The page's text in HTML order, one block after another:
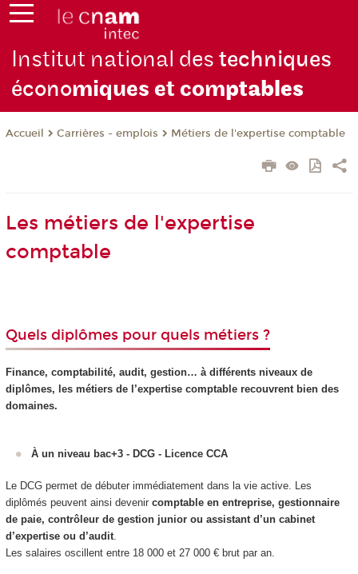
Institut national destechniques
économiques et comptables
Accueil Carrières - emplois Métiers de l'expertise comptable
Les métiers de l'expertise
comptable
Quels diplômes pour quels métiers ?
Finance, comptabilité, audit, gestion… à différents niveaux de
diplômes, les métiers de l’expertise comptable recouvrent bien des
domaines.
À un niveau bac+3 - DCG - Licence CCA
Le DCG permet de débuter immédiatement dans la vie active. Les
diplômés peuvent ainsi devenir comptable en entreprise, gestionnaire
de paie, contrôleur de gestion junior ou assistant d’un cabinet
d’expertise ou d’audit.
Les salaires oscillent entre 18 000 et 27 000 € brut par an.